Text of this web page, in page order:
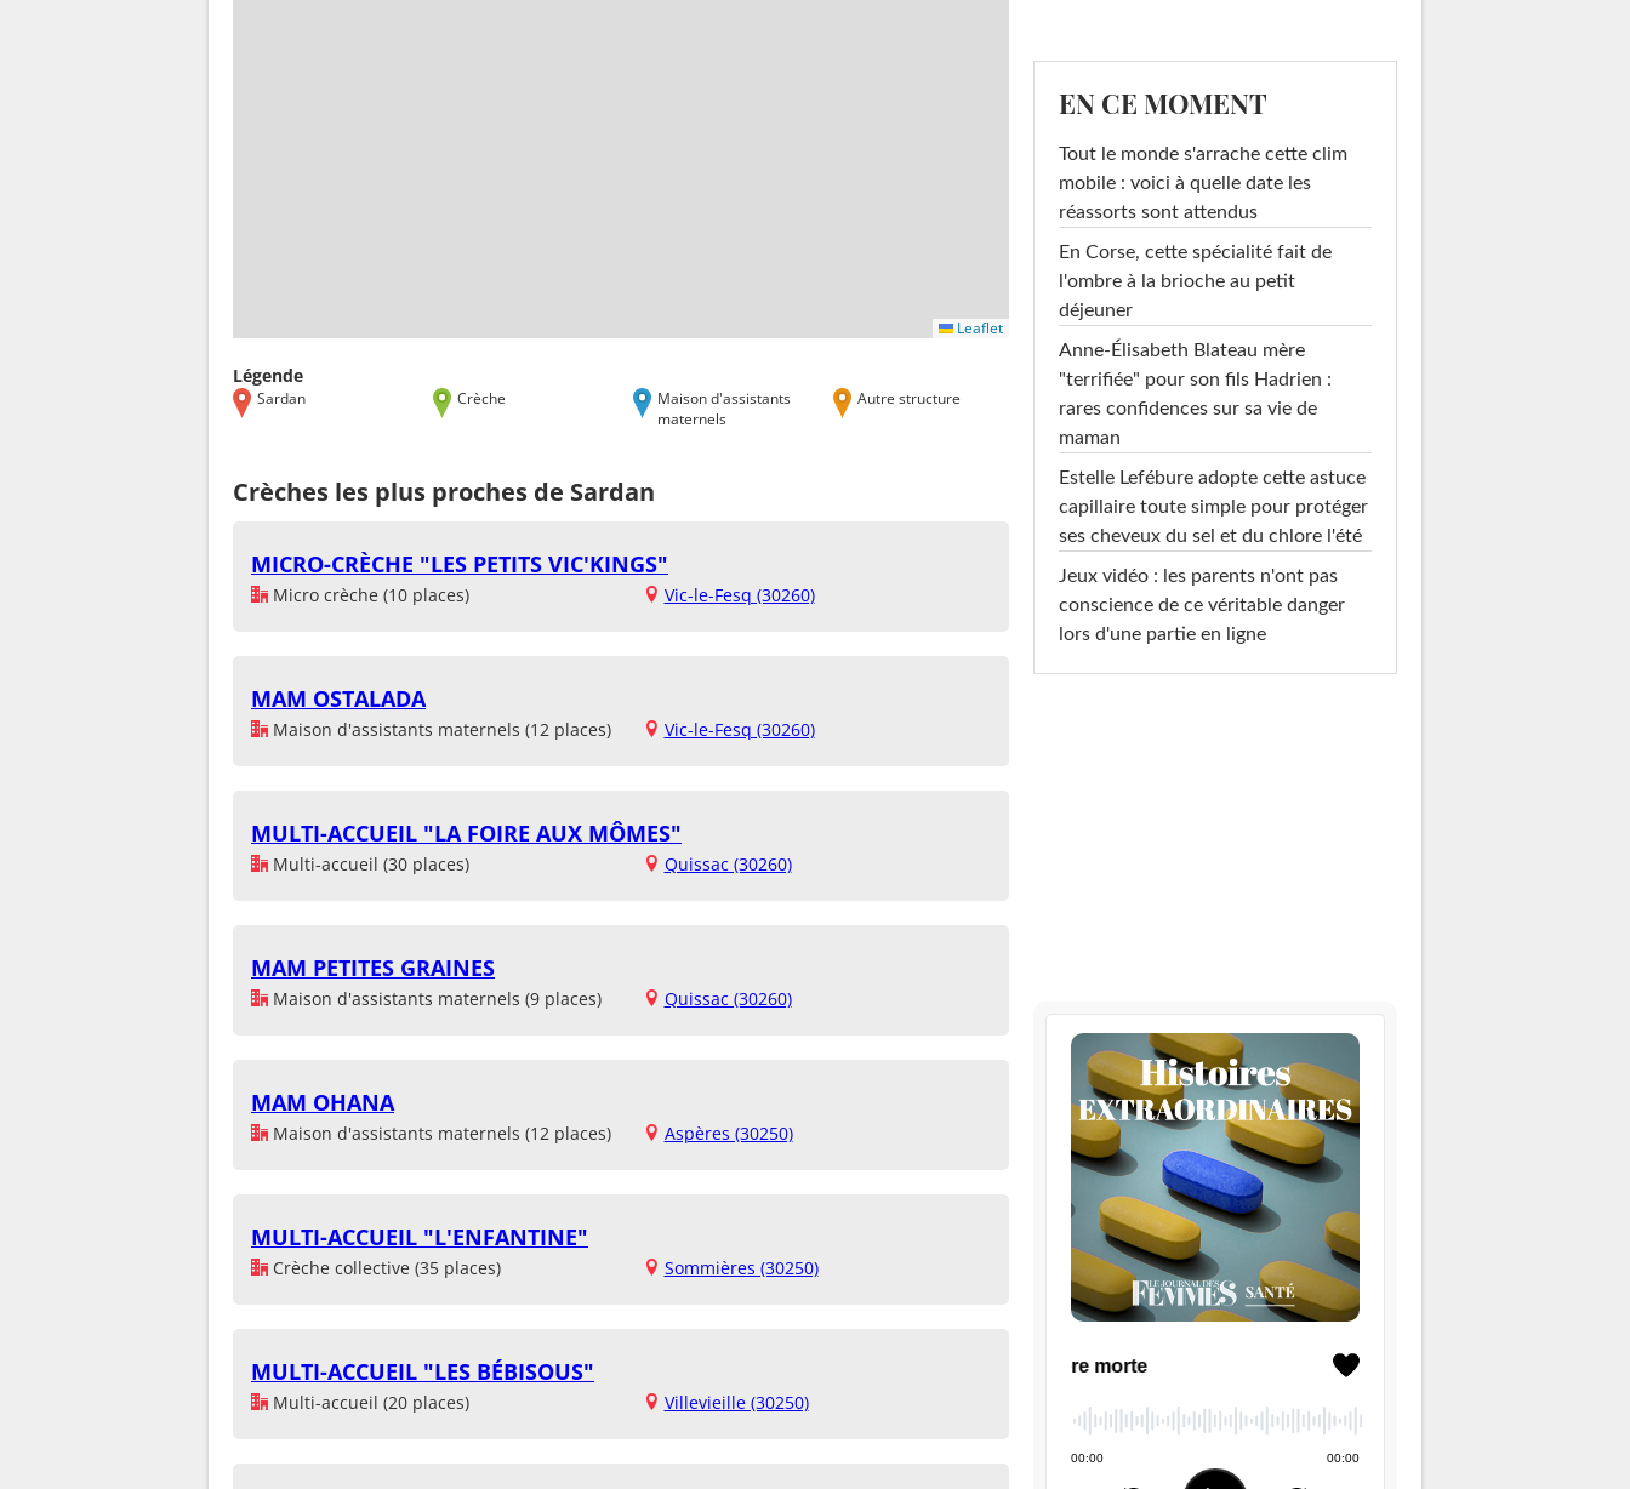
Leaflet
Légende
Sardan Crèche
Maison d'assistants
maternels
Autre structure
Crèches les plus proches de Sardan
MICRO-CRÈCHE "LES PETITS VIC'KINGS"
Micro crèche (10 places) Vic-le-Fesq (30260)
MAM OSTALADA
Maison d'assistants maternels (12 places) Vic-le-Fesq (30260)
MULTI-ACCUEIL "LA FOIRE AUX MÔMES"
Multi-accueil (30 places) Quissac (30260)
MAM PETITES GRAINES
Maison d'assistants maternels (9 places) Quissac (30260)
MAM OHANA
Maison d'assistants maternels (12 places) Aspères (30250)
MULTI-ACCUEIL "L'ENFANTINE"
Crèche collective (35 places) Sommières (30250)
MULTI-ACCUEIL "LES BÉBISOUS"
Multi-accueil (20 places) Villevieille (30250)
EN CE MOMENT
Tout le monde s'arrache cette clim
mobile : voici à quelle date les
réassorts sont attendus
En Corse, cette spécialité fait de
l'ombre à la brioche au petit
déjeuner
Anne-Élisabeth Blateau mère
"terrifiée" pour son fils Hadrien :
rares confidences sur sa vie de
maman
Estelle Lefébure adopte cette astuce
capillaire toute simple pour protéger
ses cheveux du sel et du chlore l'été
Jeux vidéo : les parents n'ont pas
conscience de ce véritable danger
lors d'une partie en ligne